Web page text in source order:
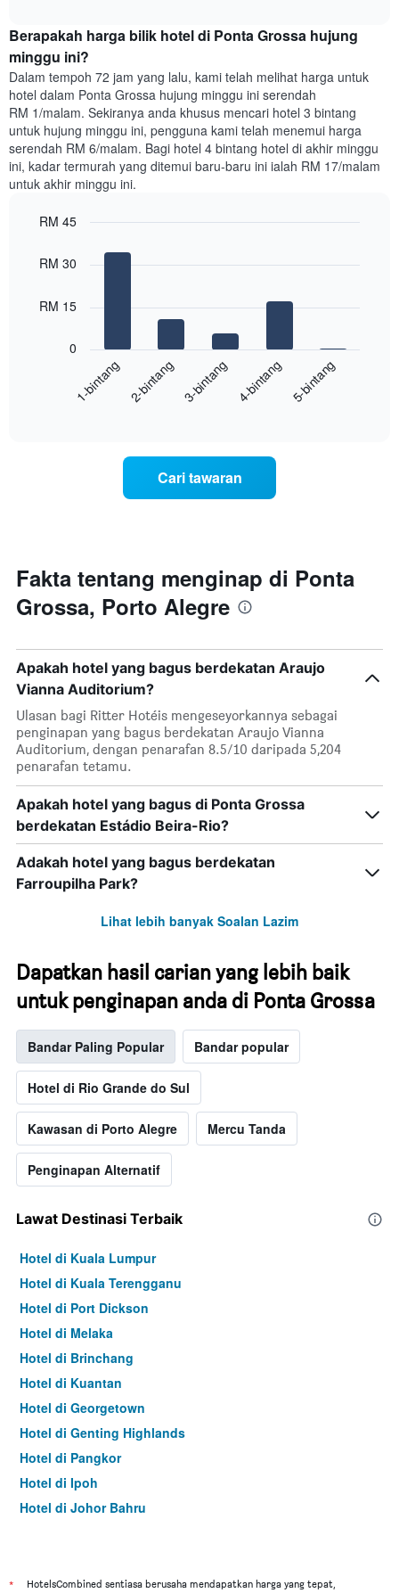
malam
ini
yang
ditemui
dalam
3
hari
lalu
yang
diagregatkan
penarafan
Carta
mempunyai
paksi
menunjukkan
purata
malam
ditemui
dalam
3
hari
lalu
Berapakah harga bilik hotel di Ponta Grossa hujung
minggu ini?
Dalam tempoh 72 jam yang lalu, kami telah melihat harga untuk
hotel dalam Ponta Grossa hujung minggu ini serendah
RM 1/malam. Sekiranya anda khusus mencari hotel 3 bintang
untuk hujung minggu ini, pengguna kami telah menemui harga
serendah RM 6/malam. Bagi hotel 4 bintang hotel di akhir minggu
ini, kadar termurah yang ditemui baru-baru ini ialah RM 17/malam
untuk akhir minggu ini.
chart
with
bars.
berikut
memaparkan
lalu
yang
diagregatkan
bintang
Carta
mempunyai
paksi
X
yang
memaparkan
kategori
hotel
mengikut
bintang.
Carta
mempunyai
1
memaparkan
harga
purata
bilik
hujung
minggu
ini
ditemui
dalam
3
hari
lalu
1-bintang 2-bintang3-bintang 4-bintang 5-bintang
0
RM 15
RM 30
RM 45
Cari tawaran
Fakta tentang menginap di Ponta
Grossa, Porto Alegre
Apakah hotel yang bagus berdekatan Araujo
Vianna Auditorium?
Ulasan bagi Ritter Hotéis mengeseyorkannya sebagai
penginapan yang bagus berdekatan Araujo Vianna
Auditorium, dengan penarafan 8.5/10 daripada 5,204
penarafan tetamu.
Apakah hotel yang bagus di Ponta Grossa
berdekatan Estádio Beira-Rio?
Adakah hotel yang bagus berdekatan
Farroupilha Park?
Lihat lebih banyak Soalan Lazim
Dapatkan hasil carian yang lebih baik
untuk penginapan anda di Ponta Grossa
Bandar Paling Popular Bandar popular
Hotel di Rio Grande do Sul
Kawasan di Porto Alegre Mercu Tanda
Penginapan Alternatif
Lawat Destinasi Terbaik
Hotel di Kuala Lumpur
Hotel di Kuala Terengganu
Hotel di Port Dickson
Hotel di Melaka
Hotel di Brinchang
Hotel di Kuantan
Hotel di Georgetown
Hotel di Genting Highlands
Hotel di Pangkor
Hotel di Ipoh
Hotel di Johor Bahru
Hotel di Kuching
*
HotelsCombined sentiasa berusaha mendapatkan harga yang tepat,